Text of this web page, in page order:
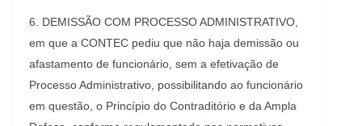
6. DEMISSÃO COM PROCESSO ADMINISTRATIVO,
em que a CONTEC pediu que não haja demissão ou
afastamento de funcionário, sem a efetivação de
Processo Administrativo, possibilitando ao funcionário
em questão, o Princípio do Contraditório e da Ampla